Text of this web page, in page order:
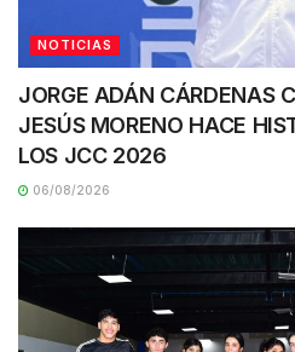
NOTICIAS
JORGE ADÁN CÁRDENAS
JESÚS MORENO HACE
LOS JCC 2026
06/08/2026